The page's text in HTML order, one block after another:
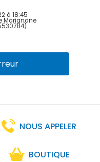
à 18:45
Marignane
)
NOUS APPELER
BOUTIQUE